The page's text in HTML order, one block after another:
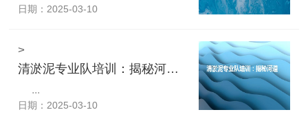
日期：2025-03-10
>
清淤泥专业队培训：揭秘河道深处的黑科技！
日期：2025-03-10